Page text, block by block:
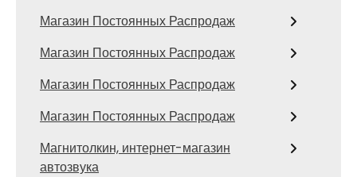
Магазин Постоянных Распродаж
Магазин Постоянных Распродаж
Магазин Постоянных Распродаж
Магазин Постоянных Распродаж
Магнитолкин, интернет-магазин
автозвука